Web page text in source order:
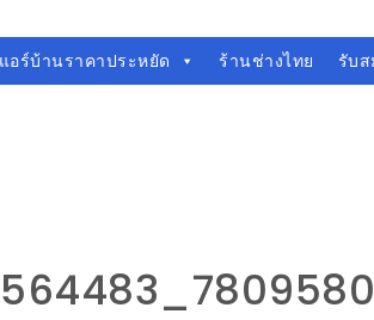
แอร์บ้านราคาประหยัด ร้านช่างไทย รับ